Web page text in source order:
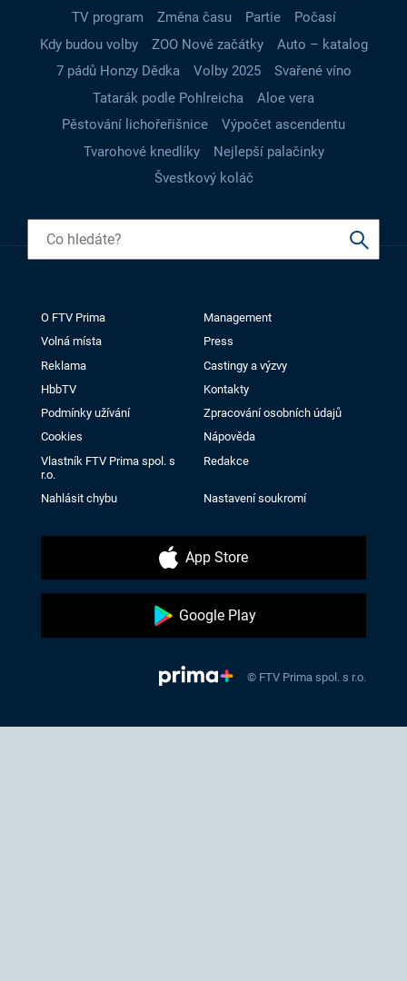
TV program
Změna času Partie
Počasí
Kdy budou volby
ZOO Nové začátky
Auto – katalog
7 pádů Honzy Dědka
Volby 2025
Svařené víno
Tatarák podle Pohlreicha
Aloe vera
Pěstování lichořeřišnice
Výpočet ascendentu
Tvarohové knedlíky
Nejlepší palačinky
Švestkový koláč
O FTV Prima
Management
Volná místa
Press
Reklama
Castingy a výzvy
HbbTV
Kontakty
Podmínky užívání
Zpracování osobních údajů
Cookies
Nápověda
Vlastník FTV Prima spol. s
r.o.
Redakce
Nahlásit chybu Nastavení soukromí
App Store
Google Play
© FTV Prima spol. s r.o.